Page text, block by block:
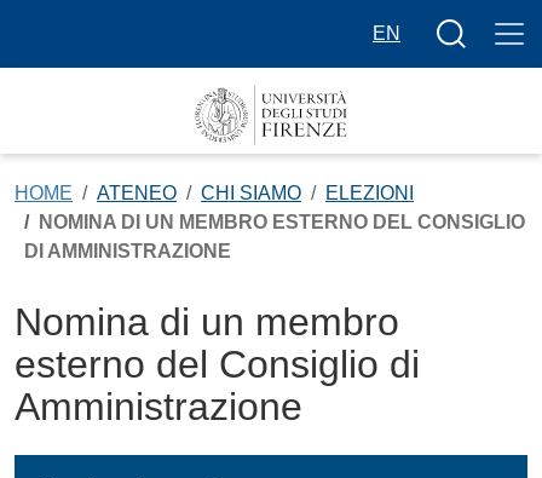
EN
Bottone
HOME ATENEO CHI SIAMO
ELEZIONI
NOMINA DI UN MEMBRO ESTERNO DEL CONSIGLIO
DI AMMINISTRAZIONE
Nomina di un membro
esterno del Consiglio di
Amministrazione